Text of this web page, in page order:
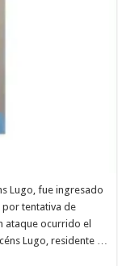
Lugo, fue ingresado
por tentativa de
ataque ocurrido el
Lugo, residente …